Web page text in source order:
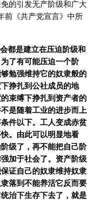
的引发无产阶级和广大
前《共产党宣言》中所
都是建立在压迫阶级和
了有可能压迫一个阶
勉强维持它的奴隶般的
挣扎到公社成员的地
束缚下挣扎到资产者的
是随着工业的进步而上
件以下。工人变成赤贫
。由此可以明显地看
级了，再不能把自己阶
加于社会了。资产阶级
证自己的奴隶维持奴隶
落到不能养活它反而要
治下生存下去了，就是